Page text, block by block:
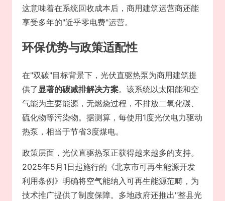
这意味着在系统回收成本后，商用建筑运营商还能
享受多年的"近乎零电费"运营。
环保优势与政策适配性
在"双碳"目标背景下，光伏直驱热泵为商用建筑提
供了显著的碳减排解决方案。该系统以太阳能和空
气能为主要能源，无燃烧过程，不排放二氧化碳、
硫化物等污染物。据测算，每使用1度光伏电力驱动
热泵，相当于节省3度煤电。
政策层面，光伏直驱热泵正获得越来越多的支持。
2025年5月1日起施行的《北京市可再生能源开发
利用条例》明确将空气能纳入可再生能源范畴，为
技术推广提供了制度保障。多地政府还推出"整县光